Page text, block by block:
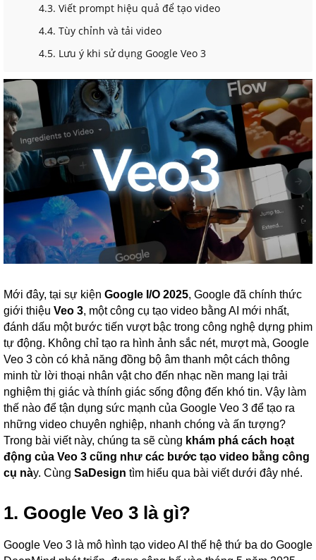
4.3. Viết prompt hiệu quả để tạo video
4.4. Tùy chỉnh và tải video
4.5. Lưu ý khi sử dụng Google Veo 3
Mới đây, tại sự kiện Google I/O 2025, Google đã chính thức
giới thiệu Veo 3, một công cụ tạo video bằng AI mới nhất,
đánh dấu một bước tiến vượt bậc trong công nghệ dựng phim
tự động. Không chỉ tạo ra hình ảnh sắc nét, mượt mà, Google
Veo 3 còn có khả năng đồng bộ âm thanh một cách thông
minh từ lời thoại nhân vật cho đến nhạc nền mang lại trải
nghiệm thị giác và thính giác sống động đến khó tin. Vậy làm
thế nào để tận dụng sức mạnh của Google Veo 3 để tạo ra
những video chuyên nghiệp, nhanh chóng và ấn tượng?
Trong bài viết này, chúng ta sẽ cùng khám phá cách hoạt
động của Veo 3 cũng như các bước tạo video bằng công
cụ này. Cùng SaDesign tìm hiểu qua bài viết dưới đây nhé.
1. Google Veo 3 là gì?
Google Veo 3 là mô hình tạo video AI thế hệ thứ ba do Google